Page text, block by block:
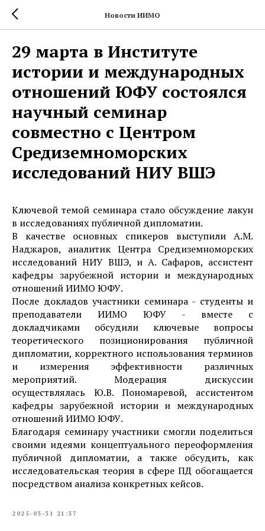
Новости ИИМО
29 марта в Институте
истории и международных
отношений ЮФУ состоялся
научный семинар
совместно с Центром
Средиземноморских
исследований НИУ ВШЭ
Ключевой темой семинара стало обсуждение лакун
в исследованиях публичной дипломатии.
В качестве основных спикеров выступили А.М.
Наджаров, аналитик Центра Средиземноморских
исследований НИУ ВШЭ, и А. Сафаров, ассистент
кафедры зарубежной истории и международных
отношений ИИМО ЮФУ.
После докладов участники семинара - студенты и
преподаватели ИИМО ЮФУ - вместе с
докладчиками обсудили ключевые вопросы
теоретического позиционирования публичной
дипломатии, корректного использования терминов
и измерения эффективности различных
мероприятий. Модерация дискуссии
осуществлялась Ю.В. Пономаревой, ассистентом
кафедры зарубежной истории и международных
отношений ИИМО ЮФУ.
Благодаря семинару участники смогли поделиться
своими идеями концептуального переоформления
публичной дипломатии, а также обсудить, как
исследовательская теория в сфере ПД обогащается
посредством анализа конкретных кейсов.
2025-03-31 21:37